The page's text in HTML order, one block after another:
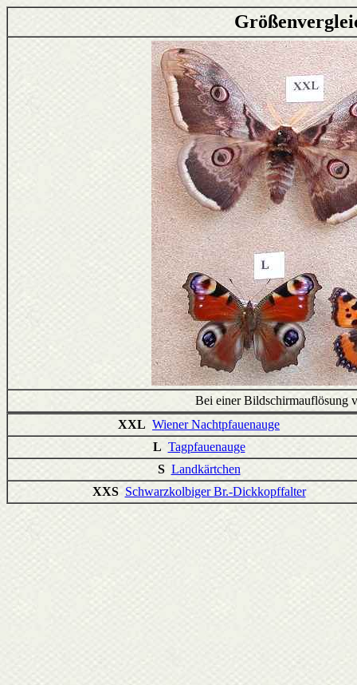
Bei einer Bildschirmauflösung
XXL Wiener Nachtpfauenauge
L Tagpfauenauge
S Landkärtchen
XXS Schwarzkolbiger Br.-Dickkopffalter